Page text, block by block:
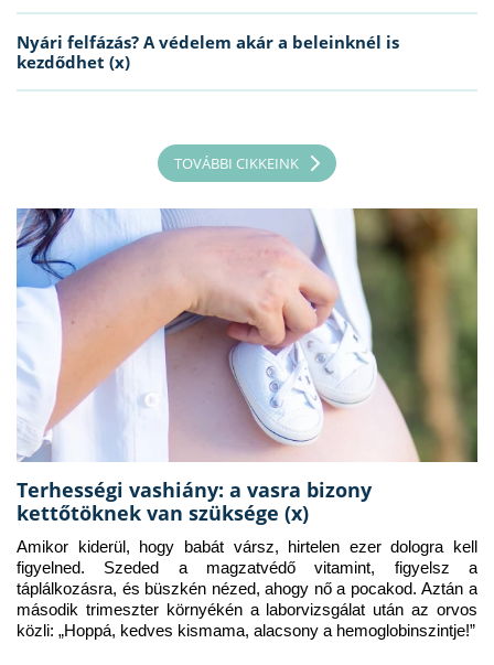
Nyári felfázás? A védelem akár a beleinknél is
kezdődhet (x)
TOVÁBBI CIKKEINK
Terhességi vashiány: a vasra bizony
kettőtöknek van szüksége (x)
Amikor kiderül, hogy babát vársz, hirtelen ezer dologra kell
figyelned. Szeded a magzatvédő vitamint, figyelsz a
táplálkozásra, és büszkén nézed, ahogy nő a pocakod. Aztán a
második trimeszter környékén a laborvizsgálat után az orvos
közli: „Hoppá, kedves kismama, alacsony a hemoglobinszintje!”